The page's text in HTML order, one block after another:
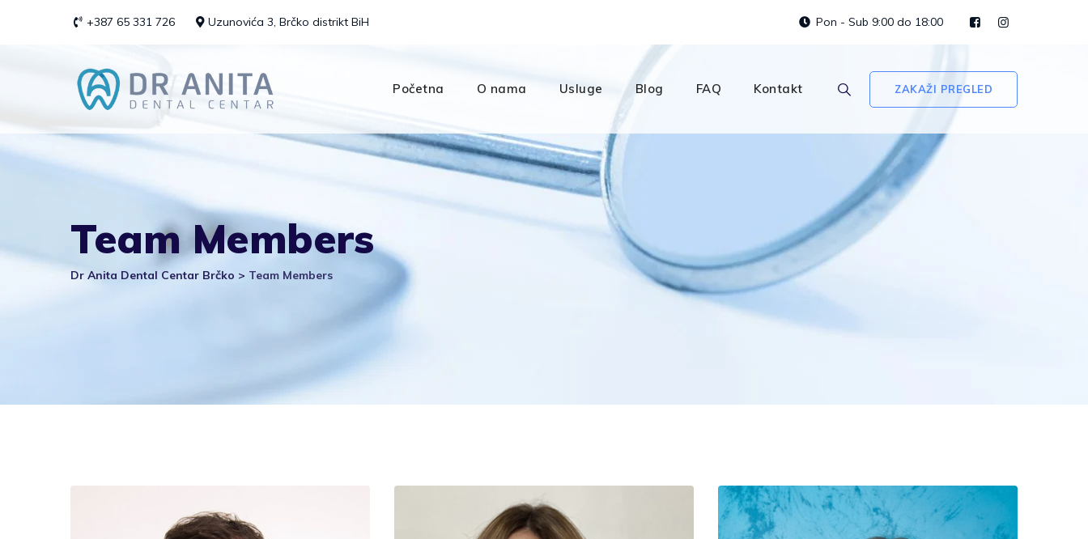
+387 65 331 726 Uzunovića 3, Brčko distrikt BiH Pon - Sub 9:00 do 18:00
Početna O nama Usluge Blog FAQ Kontakt ZAKAŽI PREGLED
Team Members
Dr Anita Dental Centar Brčko > Team Members